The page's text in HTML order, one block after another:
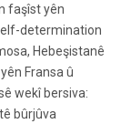
faşîst yên
determination
Hebeşistanê
Fransa û
wekî bersiva:
bûrjûva